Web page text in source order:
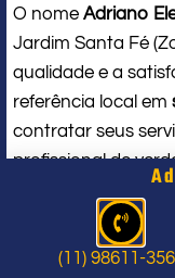
O nome Adriano
Jardim Santa Fé
qualidade e a
referência local em
contratar seus
profissional de
(11) 98611-